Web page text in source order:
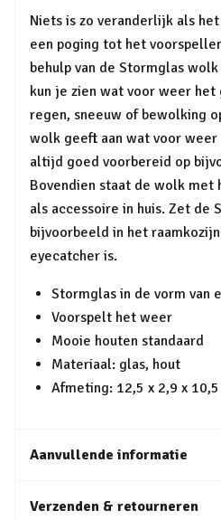
Niets is zo veranderlijk als
een poging tot het
behulp van de Stormglas
kun je zien wat voor weer het
regen, sneeuw of bewolking
wolk geeft aan wat voor
altijd goed voorbereid op
Bovendien staat de wolk met
als accessoire in huis. Zet de
bijvoorbeeld in het
eyecatcher is.
Stormglas in de vorm van
Voorspelt het weer
Mooie houten standaard
Materiaal: glas, hout
Afmeting: 12,5 x 2,9 x
Aanvullende informatie
Verzenden & retourneren